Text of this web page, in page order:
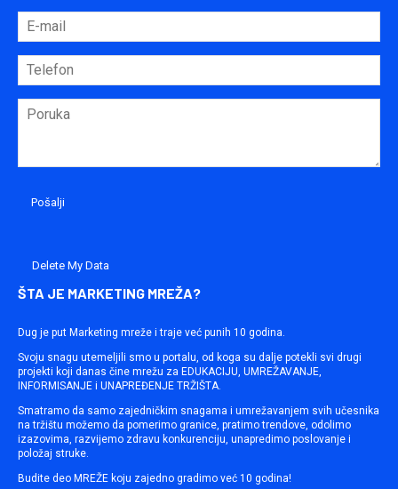
Delete My Data
ŠTA JE MARKETING MREŽA?
Dug je put Marketing mreže i traje već punih 10 godina.
Svoju snagu utemeljili smo u portalu, od koga su dalje potekli svi drugi
projekti koji danas čine mrežu za EDUKACIJU, UMREŽAVANJE,
INFORMISANJE i UNAPREĐENJE TRŽIŠTA.
Smatramo da samo zajedničkim snagama i umrežavanjem svih učesnika
na tržištu možemo da pomerimo granice, pratimo trendove, odolimo
izazovima, razvijemo zdravu konkurenciju, unapredimo poslovanje i
položaj struke.
Budite deo MREŽE koju zajedno gradimo već 10 godina!